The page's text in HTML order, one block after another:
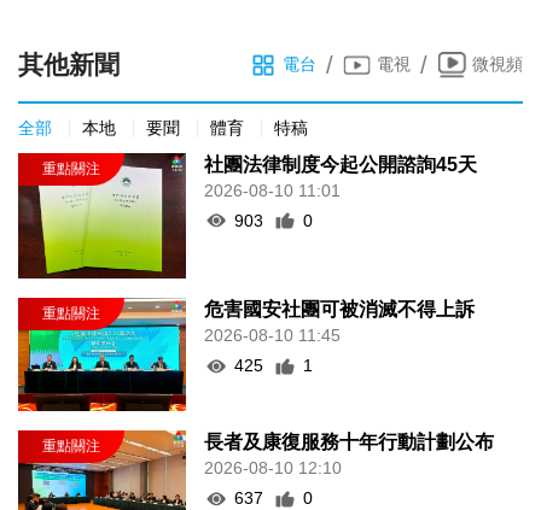
其他新聞 電台 / 電視 / 微視頻
全部 本地 要聞 體育 特稿
社團法律制度今起公開諮詢45天
2026-08-10 11:01
903
0
危害國安社團可被消滅不得上訴
2026-08-10 11:45
425
1
長者及康復服務十年行動計劃公布
2026-08-10 12:10
637
0